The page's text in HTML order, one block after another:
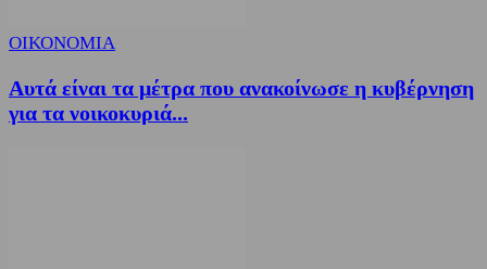
ΟΙΚΟΝΟΜΙΑ
Αυτά είναι τα μέτρα που ανακοίνωσε η κυβέρνηση
για τα νοικοκυριά...